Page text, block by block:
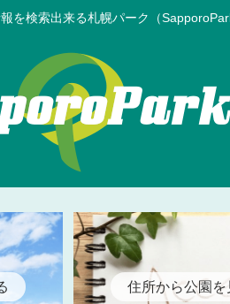
を検索出来る札幌パーク（
住所から公園を